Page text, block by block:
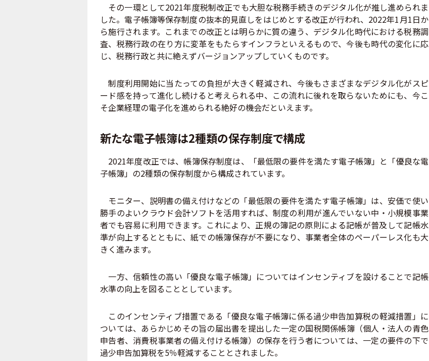
その一環として2021年度税制改正でも大胆な税務手続きのデジタル化が推し進められま
した。電子帳簿等保存制度の抜本的見直しをはじめとする改正が行われ、2022年1月1日か
ら施行されます。これまでの改正とは明らかに質の違う、デジタル化時代における税務調
査、税務行政の在り方に変革をもたらすインフラといえるもので、今後も時代の変化に応
じ、税務行政と共に絶えずバージョンアップしていくものです。
制度利用開始に当たっての負担が大きく軽減され、今後もさまざまなデジタル化がスピ
ード感を持って進化し続けると考えられる中、この流れに後れを取らないためにも、今こ
そ企業経理の電子化を進められる絶好の機会だといえます。
新たな電子帳簿は2種類の保存制度で構成
2021年度改正では、帳簿保存制度は、「最低限の要件を満たす電子帳簿」と「優良な電
子帳簿」の2種類の保存制度から構成されています。
モニター、説明書の備え付けなどの「最低限の要件を満たす電子帳簿」は、安価で使い
勝手のよいクラウド会計ソフトを活用すれば、制度の利用が進んでいない中・小規模事業
者でも容易に利用できます。これにより、正規の簿記の原則による記帳が普及して記帳水
準が向上するとともに、紙での帳簿保存が不要になり、事業者全体のペーパーレス化も大
きく進みます。
一方、信頼性の高い「優良な電子帳簿」についてはインセンティブを設けることで記帳
水準の向上を図ることとしています。
このインセンティブ措置である「優良な電子帳簿に係る過少申告加算税の軽減措置」に
ついては、あらかじめその旨の届出書を提出した一定の国税関係帳簿（個人・法人の青色
申告者、消費税事業者の備え付ける帳簿）の保存を行う者については、一定の要件の下で
過少申告加算税を5％軽減することとされました。